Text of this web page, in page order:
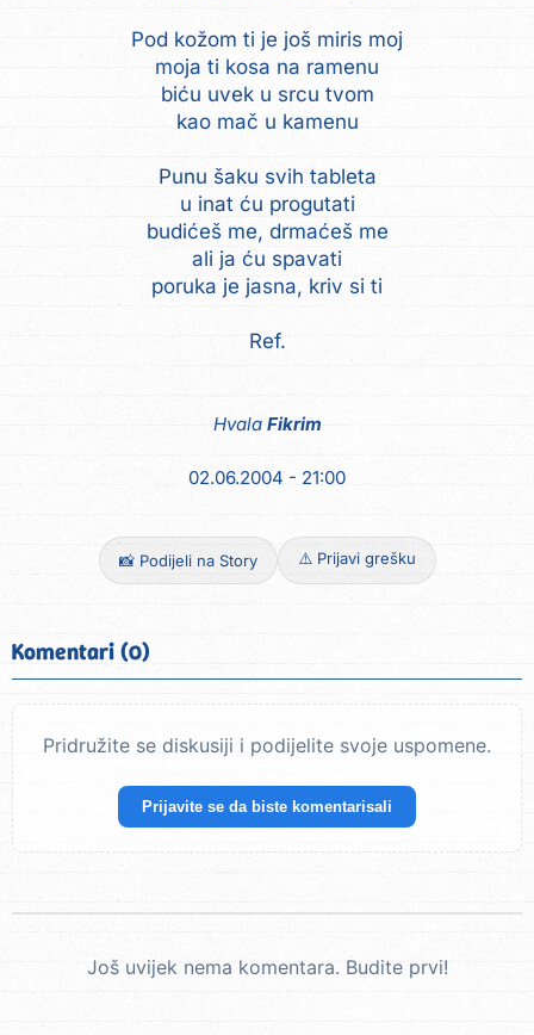
Pod kožom ti je još miris moj
moja ti kosa na ramenu
biću uvek u srcu tvom
kao mač u kamenu
Punu šaku svih tableta
u inat ću progutati
budićeš me, drmaćeš me
ali ja ću spavati
poruka je jasna, kriv si ti
Ref.
Hvala Fikrim
02.06.2004 - 21:00
📸 Podijeli na Story ⚠️ Prijavi grešku
Komentari (0)
Pridružite se diskusiji i podijelite svoje uspomene.
Prijavite se da biste komentarisali
Još uvijek nema komentara. Budite prvi!